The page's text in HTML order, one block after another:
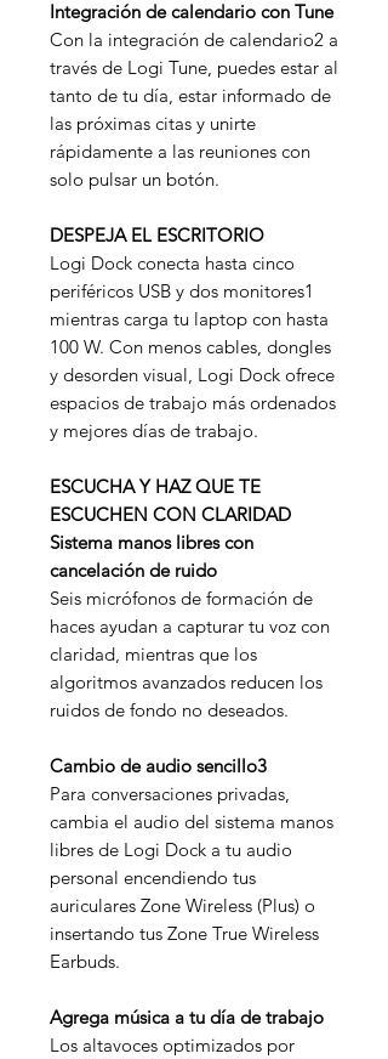
Integración de calendario con Tune
Con la integración de calendario2 a
través de Logi Tune, puedes estar al
tanto de tu día, estar informado de
las próximas citas y unirte
rápidamente a las reuniones con
solo pulsar un botón.
DESPEJA EL ESCRITORIO
Logi Dock conecta hasta cinco
periféricos USB y dos monitores1
mientras carga tu laptop con hasta
100 W. Con menos cables, dongles
y desorden visual, Logi Dock ofrece
espacios de trabajo más ordenados
y mejores días de trabajo.
ESCUCHA Y HAZ QUE TE
ESCUCHEN CON CLARIDAD
Sistema manos libres con
cancelación de ruido
Seis micrófonos de formación de
haces ayudan a capturar tu voz con
claridad, mientras que los
algoritmos avanzados reducen los
ruidos de fondo no deseados.
Cambio de audio sencillo3
Para conversaciones privadas,
cambia el audio del sistema manos
libres de Logi Dock a tu audio
personal encendiendo tus
auriculares Zone Wireless (Plus) o
insertando tus Zone True Wireless
Earbuds.
Agrega música a tu día de trabajo
Los altavoces optimizados por